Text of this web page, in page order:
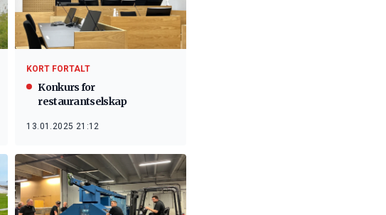
KORT FORTALT
Konkurs for
restaurantselskap
13.01.2025 21:12